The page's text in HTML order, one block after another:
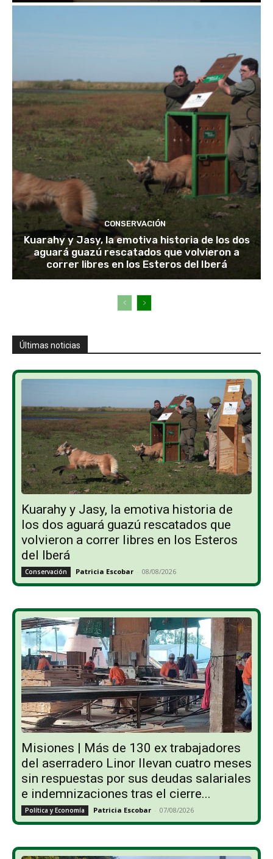
CONSERVACIÓN
Kuarahy y Jasy, la emotiva historia de los dos
aguará guazú rescatados que volvieron a
correr libres en los Esteros del Iberá
Últimas noticias
Kuarahy y Jasy, la emotiva historia de
los dos aguará guazú rescatados que
volvieron a correr libres en los Esteros
del Iberá
Conservación Patricia Escobar - 08/08/2026
Misiones | Más de 130 ex trabajadores
del aserradero Linor llevan cuatro meses
sin respuestas por sus deudas salariales
e indemnizaciones tras el cierre...
Política y Economía Patricia Escobar - 07/08/2026